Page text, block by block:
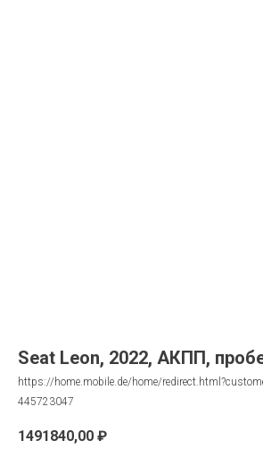
Seat Leon, 2022, АКПП,
https://home.mobile.de/home/
445723047
1491840,00 ₽